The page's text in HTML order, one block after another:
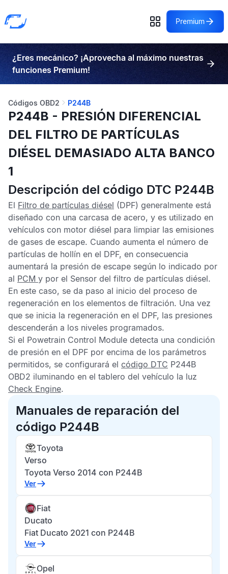
Premium
¿Eres mecánico? ¡Aprovecha al máximo nuestras
funciones Premium!
Códigos OBD2 P244B
P244B - PRESIÓN DIFERENCIAL
DEL FILTRO DE PARTÍCULAS
DIÉSEL DEMASIADO ALTA BANCO
1
Descripción del código DTC P244B
El Filtro de partículas diésel (DPF) generalmente está
diseñado con una carcasa de acero, y es utilizado en
vehículos con motor diésel para limpiar las emisiones
de gases de escape. Cuando aumenta el número de
partículas de hollín en el DPF, en consecuencia
aumentará la presión de escape según lo indicado por
al PCM y por el Sensor del filtro de partículas diésel.
En este caso, se da paso al inicio del proceso de
regeneración en los elementos de filtración. Una vez
que se inicia la regeneración en el DPF, las presiones
descenderán a los niveles programados.
Si el Powetrain Control Module detecta una condición
de presión en el DPF por encima de los parámetros
permitidos, se configurará el código DTC P244B
OBD2 iluminando en el tablero del vehículo la luz
Check Engine.
Manuales de reparación del
código P244B
Toyota
Verso
Toyota Verso 2014 con P244B
Ver
Fiat
Ducato
Fiat Ducato 2021 con P244B
Ver
Opel